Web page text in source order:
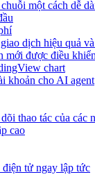
một cách dễ
dịch hiệu quả
mới được điều
chart
khoản cho AI agent
thao tác của các
cao
tử ngay lập tức